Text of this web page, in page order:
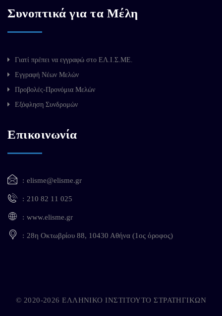
Συνοπτικά για τα Μέλη
Γιατί πρέπει να εγγραφώ στο ΕΛ.Ι.Σ.ΜΕ.
Εγγραφή Νέων Μελών
Προβολές-Προνόμια Μελών
Εξόφληση Συνδρομών
Επικοινωνία
elisme@elisme.gr
210 82 11 025
www.elisme.gr
28η Οκτωβρίου 88, 10430 Αθήνα (1ος όροφος)
© 2020-2026 ΕΛΛΗΝΙΚΟ ΙΝΣΤΙΤΟΥΤΟ ΣΤΡΑΤΗΓΙΚΩΝ